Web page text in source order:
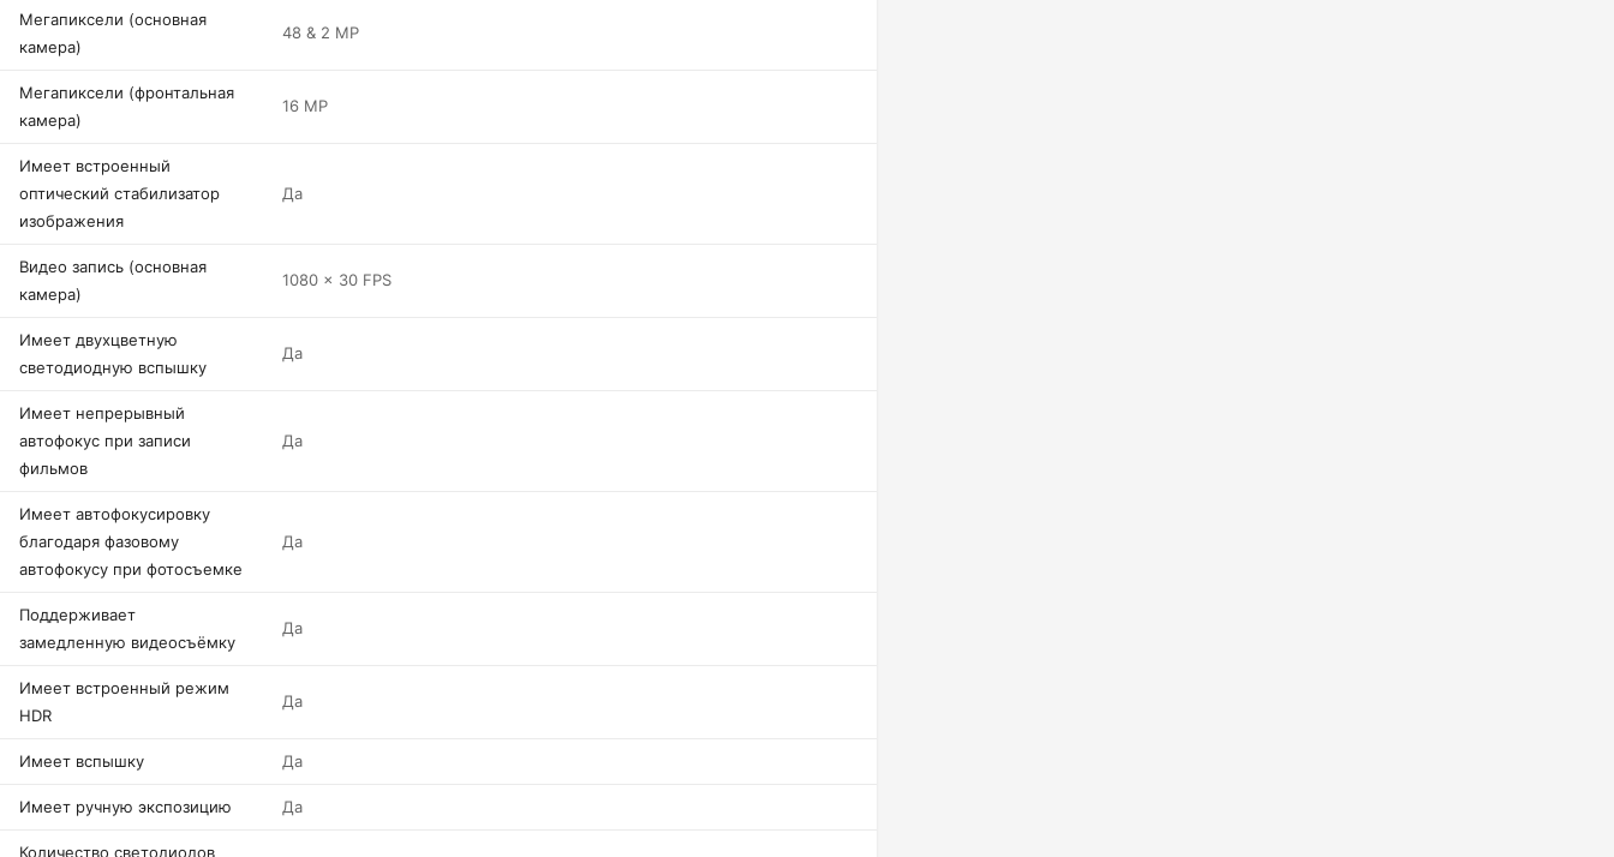
Мегапиксели (основная
камера)
48 & 2 MP
Мегапиксели (фронтальная
камера)
16 MP
Имеет встроенный
оптический стабилизатор
изображения
Да
Видео запись (основная
камера)
1080 x 30 FPS
Имеет двухцветную
светодиодную вспышку
Да
Имеет непрерывный
автофокус при записи
фильмов
Да
Имеет автофокусировку
благодаря фазовому
автофокусу при фотосъемке
Да
Поддерживает
замедленную видеосъёмку
Да
Имеет встроенный режим
HDR
Да
Имеет вспышку Да
Имеет ручную экспозицию Да
Количество светодиодов